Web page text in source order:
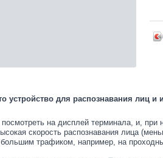
устройство для распознавания лиц и
на дисплей терминала, и, при
скорость распознавания лица
трафиком, например, на